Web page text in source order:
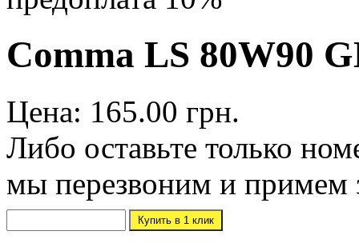
Comma LS 80W90
Цена: 165.00 грн.
Либо оставьте только
мы перезвоним и примем